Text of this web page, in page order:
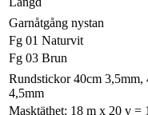
Garnåtgång nystan
Fg 01 Naturvit
Fg 03 Brun
Rundstickor 40cm 3,5mm,
4,5mm
Masktäthet: 18 m x 20 v =